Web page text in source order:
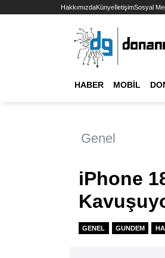
HakkımızdaKünyeİletişimSosyal
HABER MOBIL
Genel
iPhone
GENEL GUNDEM